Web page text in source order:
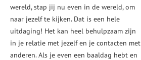
wereld, stap jij nu even in de wereld, om
naar jezelf te kijken. Dat is een hele
uitdaging! Het kan heel behulpzaam zijn
in je relatie met jezelf en je contacten met
anderen. Als je even een baaldag hebt en